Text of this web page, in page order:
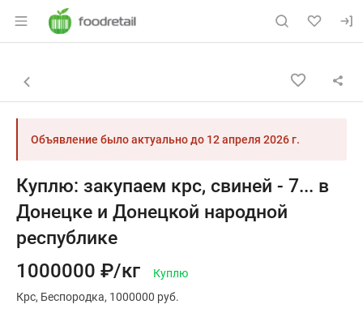
Раздел навигации по сайту
Объявление: Куплю: закупаем
Навигация и управление объявлением
Назад к списку объявлений
Объявление было актуально до 12 апреля 2026 г.
Куплю: закупаем крс, свиней - 7... в
Донецке и Донецкой народной
республике
1000000 ₽/кг
Куплю
Крс Беспородка 1000000 руб.